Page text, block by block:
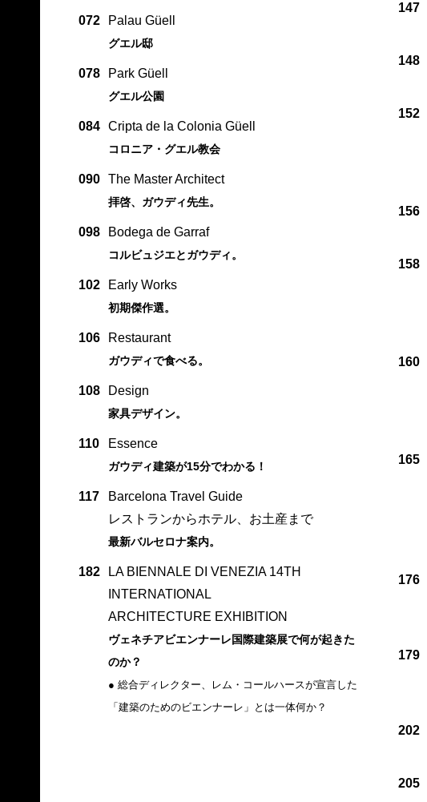
072 Palau Güell
グエル邸
078 Park Güell
グエル公園
084 Cripta de la Colonia Güell
コロニア・グエル教会
090 The Master Architect
拝啓、ガウディ先生。
098 Bodega de Garraf
コルビュジエとガウディ。
102 Early Works
初期傑作選。
106 Restaurant
ガウディで食べる。
108 Design
家具デザイン。
110 Essence
ガウディ建築が15分でわかる！
117
Barcelona Travel Guide
レストランからホテル、お土産まで
最新バルセロナ案内。
182
LA BIENNALE DI VENEZIA 14TH
INTERNATIONAL
ARCHITECTURE EXHIBITION
ヴェネチアビエンナーレ国際建築展で何が起きた
のか？
● 総合ディレクター、レム・コールハースが宣言した
「建築のためのビエンナーレ」とは一体何か？
147
148
152
156
158
160
165
176
179
202
205